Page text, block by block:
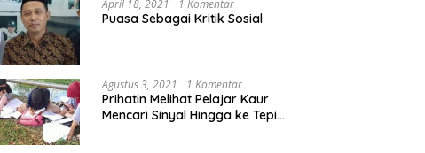
April 18, 2021 1 Komentar
Puasa Sebagai Kritik Sosial
Agustus 3, 2021 1 Komentar
Prihatin Melihat Pelajar Kaur
Mencari Sinyal Hingga ke Tepi